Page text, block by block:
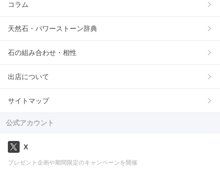
コラム
天然石・パワーストーン辞典
石の組み合わせ・相性
出店について
サイトマップ
公式アカウント
X
プレゼント企画や期間限定のキャンペーンを開催